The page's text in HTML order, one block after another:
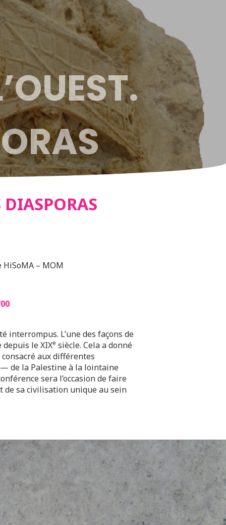
DIASPORAS
– MOM
interrompus. L’une des façons de
depuis le XIXe siècle. Cela a donné
aux différentes
de la Palestine à la lointaine
sera l’occasion de faire
de sa civilisation unique au sein